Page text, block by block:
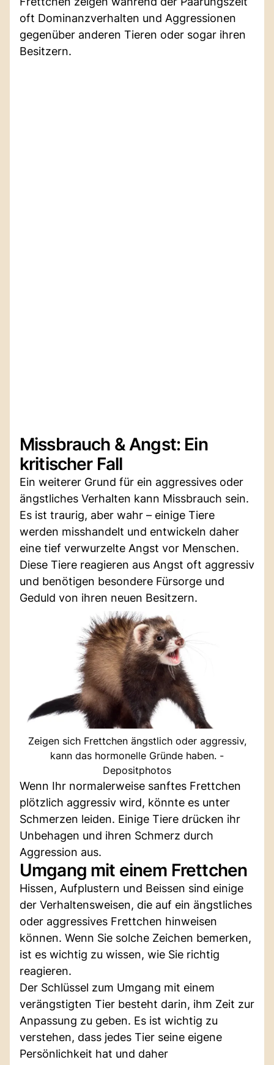
oft Dominanzverhalten und Aggressionen
gegenüber anderen Tieren oder sogar ihren
Besitzern.
Missbrauch & Angst: Ein
kritischer Fall
Ein weiterer Grund für ein aggressives oder
ängstliches Verhalten kann Missbrauch sein.
Es ist traurig, aber wahr – einige Tiere
werden misshandelt und entwickeln daher
eine tief verwurzelte Angst vor Menschen.
Diese Tiere reagieren aus Angst oft aggressiv
und benötigen besondere Fürsorge und
Geduld von ihren neuen Besitzern.
Zeigen sich Frettchen ängstlich oder aggressiv,
kann das hormonelle Gründe haben. -
Depositphotos
Wenn Ihr normalerweise sanftes Frettchen
plötzlich aggressiv wird, könnte es unter
Schmerzen leiden. Einige Tiere drücken ihr
Unbehagen und ihren Schmerz durch
Aggression aus.
Umgang mit einem Frettchen
Hissen, Aufplustern und Beissen sind einige
der Verhaltensweisen, die auf ein ängstliches
oder aggressives Frettchen hinweisen
können. Wenn Sie solche Zeichen bemerken,
ist es wichtig zu wissen, wie Sie richtig
reagieren.
Der Schlüssel zum Umgang mit einem
verängstigten Tier besteht darin, ihm Zeit zur
Anpassung zu geben. Es ist wichtig zu
verstehen, dass jedes Tier seine eigene
Persönlichkeit hat und daher